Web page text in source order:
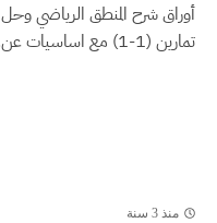
أوراق شرح المنطق الرياضي وحل
تمارين (1-1) مع اساسيات عن...
منذ 3 سنة